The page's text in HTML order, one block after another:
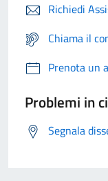
Richiedi
Chiama il
Prenota un
Problemi in
Segnala